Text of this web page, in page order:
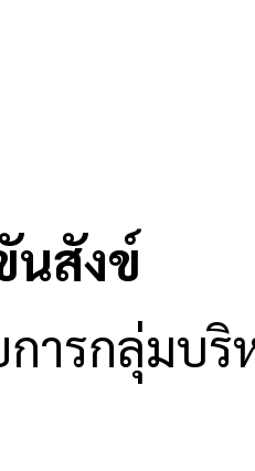
นสังข์
การกลุ่มบ